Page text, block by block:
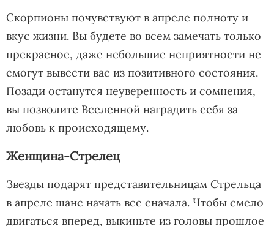
Скорпионы почувствуют в апреле полноту и
вкус жизни. Вы будете во всем замечать только
прекрасное, даже небольшие неприятности не
смогут вывести вас из позитивного состояния.
Позади останутся неуверенность и сомнения,
вы позволите Вселенной наградить себя за
любовь к происходящему.
Женщина-Стрелец
Звезды подарят представительницам Стрельца
в апреле шанс начать все сначала. Чтобы смело
двигаться вперед, выкиньте из головы прошлое